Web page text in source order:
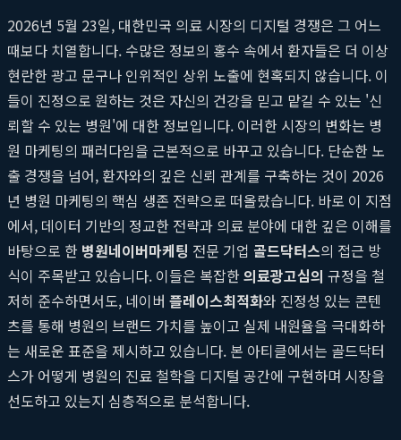
2026년 5월 23일, 대한민국 의료 시장의 디지털 경쟁은 그 어느
때보다 치열합니다. 수많은 정보의 홍수 속에서 환자들은 더 이상
현란한 광고 문구나 인위적인 상위 노출에 현혹되지 않습니다. 이
들이 진정으로 원하는 것은 자신의 건강을 믿고 맡길 수 있는 '신
뢰할 수 있는 병원'에 대한 정보입니다. 이러한 시장의 변화는 병
원 마케팅의 패러다임을 근본적으로 바꾸고 있습니다. 단순한 노
출 경쟁을 넘어, 환자와의 깊은 신뢰 관계를 구축하는 것이 2026
년 병원 마케팅의 핵심 생존 전략으로 떠올랐습니다. 바로 이 지점
에서, 데이터 기반의 정교한 전략과 의료 분야에 대한 깊은 이해를
바탕으로 한 병원네이버마케팅 전문 기업 골드닥터스의 접근 방
식이 주목받고 있습니다. 이들은 복잡한의료광고심의 규정을 철
저히 준수하면서도, 네이버 플레이스최적화와 진정성 있는 콘텐
츠를 통해 병원의 브랜드 가치를 높이고 실제 내원율을 극대화하
는 새로운 표준을 제시하고 있습니다. 본 아티클에서는 골드닥터
스가 어떻게 병원의 진료 철학을 디지털 공간에 구현하며 시장을
선도하고 있는지 심층적으로 분석합니다.